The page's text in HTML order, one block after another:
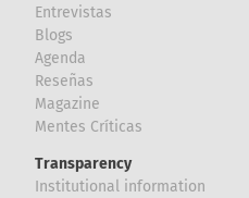
Entrevistas
Blogs
Agenda
Reseñas
Magazine
Mentes Críticas
Transparency
Institutional information